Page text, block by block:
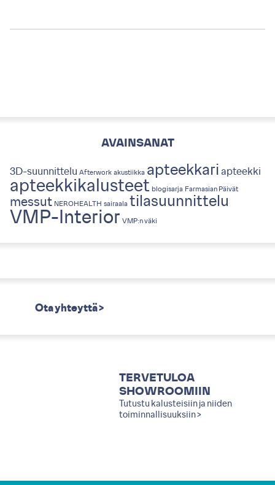
AVAINSANAT
3D-suunnittelu Afterwork akustiikka apteekkari apteekki
apteekkikalusteet blogisarja Farmasian Päivät
messut NEROHEALTH sairaala tilasuunnittelu
VMP-Interior VMP:n väki
Ota yhteyttä >
TERVETULOA
SHOWROOMIIN
Tutustu kalusteisiin ja niiden
toiminnallisuuksiin >